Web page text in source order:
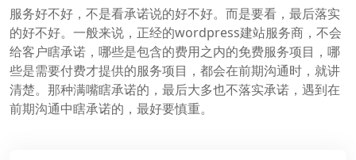
服务好不好，不是看承诺说的好不好。而是要看，最后落实
的好不好。一般来说，正经的wordpress建站服务商，不会
给客户瞎承诺，哪些是包含的费用之内的免费服务项目，哪
些是需要付费才提供的服务项目，都会在前期沟通时，就讲
清楚。那种满嘴瞎承诺的，最后大多也不落实承诺，遇到在
前期沟通中瞎承诺的，最好要慎重。